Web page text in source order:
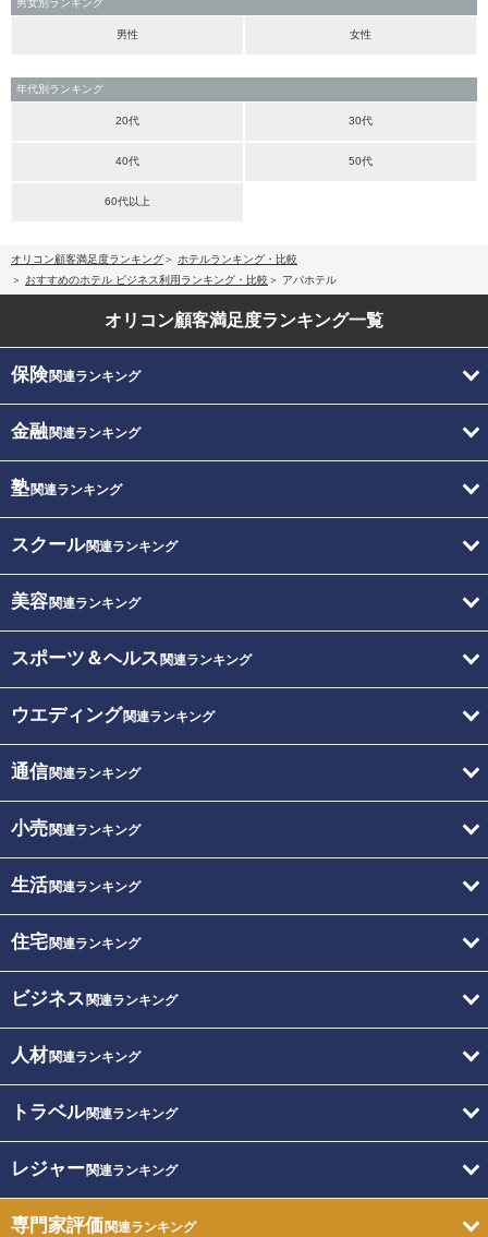
男性 女性
年代別ランキング
20代 30代
40代 50代
60代以上
オリコン顧客満足度ランキング
ホテルランキング・比較
おすすめのホテル ビジネス利用ランキング・比較
アパホテル
オリコン顧客満足度ランキング一覧
保険関連ランキング
金融関連ランキング
塾関連ランキング
スクール関連ランキング
美容関連ランキング
スポーツ＆ヘルス 関連ランキング
ウエディング関連ランキング
通信関連ランキング
小売関連ランキング
生活関連ランキング
住宅関連ランキング
ビジネス 関連ランキング
人材関連ランキング
トラベル関連ランキング
レジャー関連ランキング
専門家評価関連ランキング